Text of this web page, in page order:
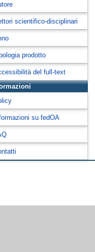
scientifico-disciplinari
prodotto
del full-text
su fedOA